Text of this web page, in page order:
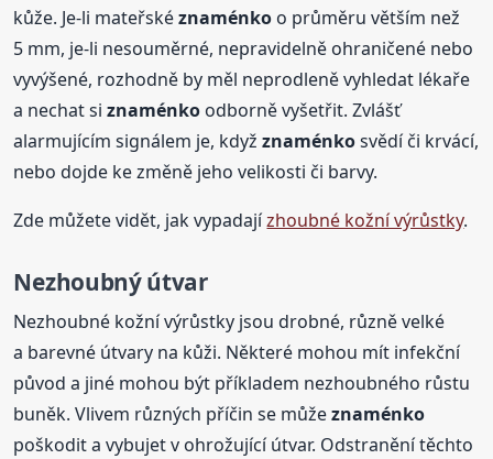
kůže. Je-li mateřskéznaménko o průměru větším než
5 mm, je-li nesouměrné, nepravidelně ohraničené nebo
vyvýšené, rozhodně by měl neprodleně vyhledat lékaře
a nechat siznaménko odborně vyšetřit. Zvlášť
alarmujícím signálem je, kdyžznaménkosvědí či krvácí,
nebo dojde ke změně jeho velikosti či barvy.
Zde můžete vidět, jak vypadajízhoubné kožní výrůstky.
Nezhoubný útvar
Nezhoubné kožní výrůstky jsou drobné, různě velké
a barevné útvary na kůži. Některé mohou mít infekční
původ a jiné mohou být příkladem nezhoubného růstu
buněk. Vlivem různých příčin se můžeznaménko
poškodit a vybujet v ohrožující útvar. Odstranění těchto